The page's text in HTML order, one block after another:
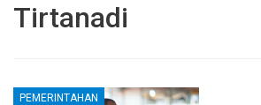
Tirtanadi
PEMERINTAHAN